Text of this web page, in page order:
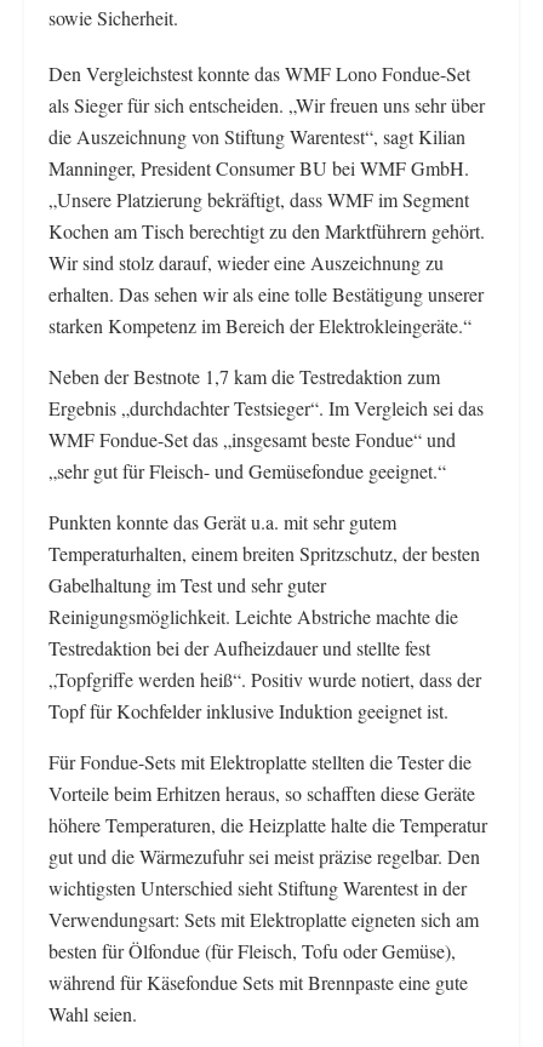
sowie Sicherheit.
Den Vergleichstest konnte das WMF Lono Fondue-Set
als Sieger für sich entscheiden. „Wir freuen uns sehr über
die Auszeichnung von Stiftung Warentest“, sagt Kilian
Manninger, President Consumer BU bei WMF GmbH.
„Unsere Platzierung bekräftigt, dass WMF im Segment
Kochen am Tisch berechtigt zu den Marktführern gehört.
Wir sind stolz darauf, wieder eine Auszeichnung zu
erhalten. Das sehen wir als eine tolle Bestätigung unserer
starken Kompetenz im Bereich der Elektrokleingeräte.“
Neben der Bestnote 1,7 kam die Testredaktion zum
Ergebnis „durchdachter Testsieger“. Im Vergleich sei das
WMF Fondue-Set das „insgesamt beste Fondue“ und
„sehr gut für Fleisch- und Gemüsefondue geeignet.“
Punkten konnte das Gerät u.a. mit sehr gutem
Temperaturhalten, einem breiten Spritzschutz, der besten
Gabelhaltung im Test und sehr guter
Reinigungsmöglichkeit. Leichte Abstriche machte die
Testredaktion bei der Aufheizdauer und stellte fest
„Topfgriffe werden heiß“. Positiv wurde notiert, dass der
Topf für Kochfelder inklusive Induktion geeignet ist.
Für Fondue-Sets mit Elektroplatte stellten die Tester die
Vorteile beim Erhitzen heraus, so schafften diese Geräte
höhere Temperaturen, die Heizplatte halte die Temperatur
gut und die Wärmezufuhr sei meist präzise regelbar. Den
wichtigsten Unterschied sieht Stiftung Warentest in der
Verwendungsart: Sets mit Elektroplatte eigneten sich am
besten für Ölfondue (für Fleisch, Tofu oder Gemüse),
während für Käsefondue Sets mit Brennpaste eine gute
Wahl seien.